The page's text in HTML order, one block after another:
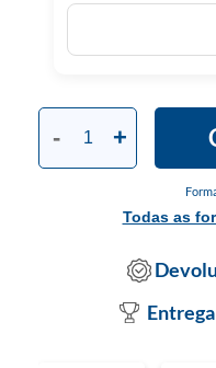
Todas as
- +